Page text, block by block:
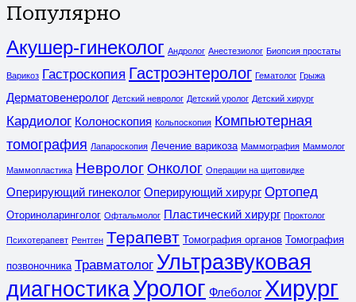
Популярно
Акушер-гинеколог Андролог Анестезиолог Биопсия простаты
Варикоз Гастроскопия Гастроэнтеролог Гематолог Грыжа
Дерматовенеролог Детский невролог Детский уролог Детский хирург
Кардиолог Колоноскопия Кольпоскопия Компьютерная
томография Лапароскопия Лечение варикоза Маммография Маммолог
Маммопластика Невролог Онколог Операции на щитовидке
Оперирующий гинеколог Оперирующий хирург Ортопед
Оториноларинголог Офтальмолог Пластический хирург Проктолог
Психотерапевт Рентген Терапевт Томография органов Томография
позвоночника Травматолог Ультразвуковая
диагностикаУролог Флеболог Хирург